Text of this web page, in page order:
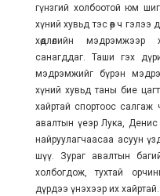
гүнзгий холбоотой юм
хүний хувьд тэс өөр ч
хөдлөлийн мэдрэмжээр
санагддаг. Таши гэх
мэдрэмжийг бүрэн
хүний хувьд таны бие
хайртай спортоос салгаж
авалтын үеэр Лука, Денис
найруулагчаасаа асуун
шүү. Зураг авалтын
холбогдож, тухтай
дүрдээ үнэхээр их хайртай.